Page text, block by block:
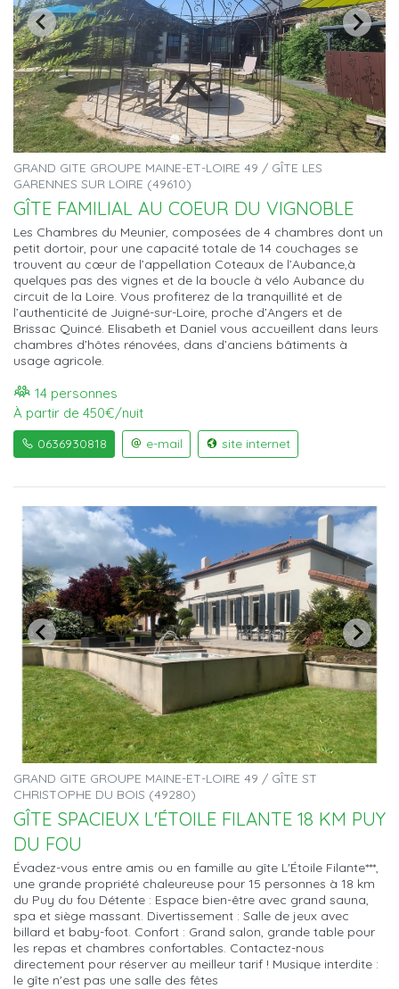
GRAND GITE GROUPE MAINE-ET-LOIRE 49 / GÎTE LES
GARENNES SUR LOIRE (49610)
GÎTE FAMILIAL AU COEUR DU VIGNOBLE
Les Chambres du Meunier, composées de 4 chambres dont un
petit dortoir, pour une capacité totale de 14 couchages se
trouvent au cœur de l’appellation Coteaux de l’Aubance,à
quelques pas des vignes et de la boucle à vélo Aubance du
circuit de la Loire. Vous profiterez de la tranquillité et de
l’authenticité de Juigné-sur-Loire, proche d’Angers et de
Brissac Quincé. Elisabeth et Daniel vous accueillent dans leurs
chambres d’hôtes rénovées, dans d’anciens bâtiments à
usage agricole.
14 personnes
À partir de 450€/nuit
0636930818 e-mail site internet
GRAND GITE GROUPE MAINE-ET-LOIRE 49 / GÎTE ST
CHRISTOPHE DU BOIS (49280)
GÎTE SPACIEUX L'ÉTOILE FILANTE 18 KM PUY
DU FOU
Évadez-vous entre amis ou en famille au gîte L'Étoile Filante***,
une grande propriété chaleureuse pour 15 personnes à 18 km
du Puy du fou Détente : Espace bien-être avec grand sauna,
spa et siège massant. Divertissement : Salle de jeux avec
billard et baby-foot. Confort : Grand salon, grande table pour
les repas et chambres confortables. Contactez-nous
directement pour réserver au meilleur tarif ! Musique interdite :
le gîte n'est pas une salle des fêtes